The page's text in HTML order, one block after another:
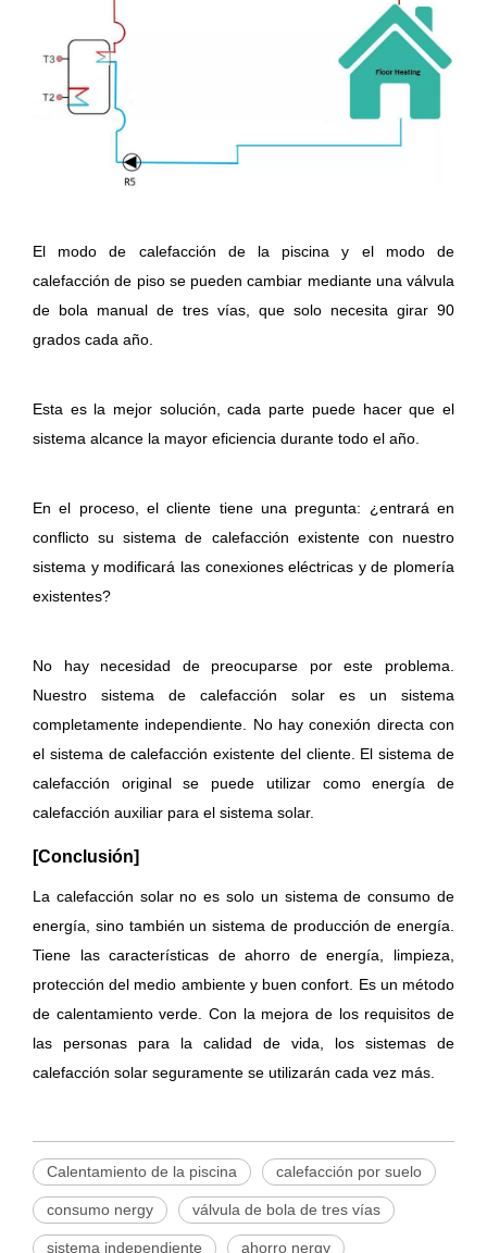
El modo de calefacción de la piscina y el modo de
calefacción de piso se pueden cambiar mediante una válvula
de bola manual de tres vías, que solo necesita girar 90
grados cada año.
Esta es la mejor solución, cada parte puede hacer que el
sistema alcance la mayor eficiencia durante todo el año.
En el proceso, el cliente tiene una pregunta: ¿entrará en
conflicto su sistema de calefacción existente con nuestro
sistema y modificará las conexiones eléctricas y de plomería
existentes?
No hay necesidad de preocuparse por este problema.
Nuestro sistema de calefacción solar es un sistema
completamente independiente. No hay conexión directa con
el sistema de calefacción existente del cliente. El sistema de
calefacción original se puede utilizar como energía de
calefacción auxiliar para el sistema solar.
[Conclusión]
La calefacción solar no es solo un sistema de consumo de
energía, sino también un sistema de producción de energía.
Tiene las características de ahorro de energía, limpieza,
protección del medio ambiente y buen confort. Es un método
de calentamiento verde. Con la mejora de los requisitos de
las personas para la calidad de vida, los sistemas de
calefacción solar seguramente se utilizarán cada vez más.
Calentamiento de la piscina calefacción por suelo
consumo nergy válvula de bola de tres vías
sistema independiente ahorro nergy